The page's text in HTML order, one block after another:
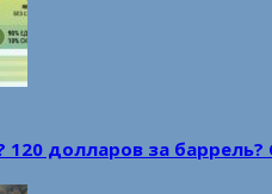
120 долларов за